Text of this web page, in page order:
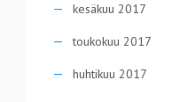
kesäkuu 2017
toukokuu 2017
huhtikuu 2017